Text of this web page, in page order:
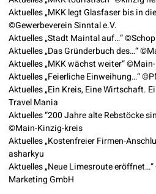
Aktuelles „MKK legt Glasfaser bis in
©Gewerbeverein Sinntal e.V.
Aktuelles „Stadt Maintal auf…“
Aktuelles „Das Gründerbuch des…“
Aktuelles „MKK wächst weiter“
Aktuelles „Feierliche Einweihung…“
Aktuelles „Ein Kreis, Eine Wirtschaft.
Travel Mania
Aktuelles “200 Jahre alte Rebstöcke
©Main-Kinzig­-kreis
Aktuelles „Kostenfreier Firmen-
asharkyu
Aktuelles „Neue Limesroute
Marketing GmbH